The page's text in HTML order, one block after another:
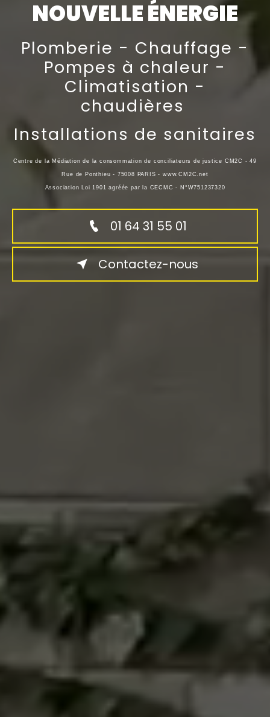
NOUVELLE ÉNERGIE
Plomberie - Chauffage -
Pompes à chaleur -
Climatisation -
chaudières
Installations de sanitaires
Centre de la Médiation de la consommation de conciliateurs de justice CM2C - 49
Rue de Ponthieu - 75008 PARIS - www.CM2C.net
Association Loi 1901 agréée par la CECMC - N°W751237320
01 64 31 55 01
Contactez-nous